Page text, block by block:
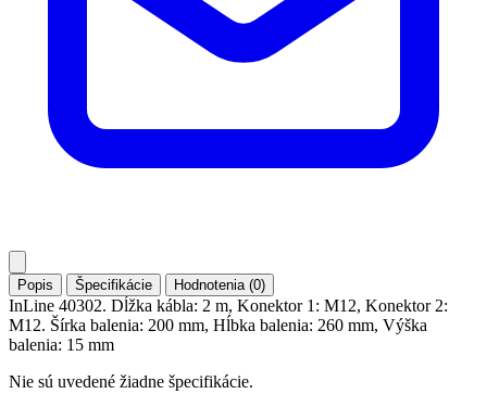
Popis Špecifikácie Hodnotenia (0)
InLine 40302. Dĺžka kábla: 2 m, Konektor 1: M12, Konektor 2:
M12. Šírka balenia: 200 mm, Hĺbka balenia: 260 mm, Výška
balenia: 15 mm
Nie sú uvedené žiadne špecifikácie.